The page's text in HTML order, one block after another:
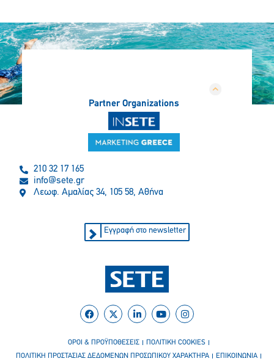
Partner Organizations
210 32 17 165
info@sete.gr
Λεωφ. Αμαλίας 34, 105 58, Αθήνα
Εγγραφή στο newsletter
ΟΡΟΙ & ΠΡΟΫΠΟΘΕΣΕΙΣ
ΠΟΛΙΤΙΚΗ COOKIES
ΠΟΛΙΤΙΚΗ ΠΡΟΣΤΑΣΙΑΣ ΔΕΔΟΜΕΝΩΝ ΠΡΟΣΩΠΙΚΟΥ ΧΑΡΑΚΤΗΡΑ
ΕΠΙΚΟΙΝΩΝΙΑ